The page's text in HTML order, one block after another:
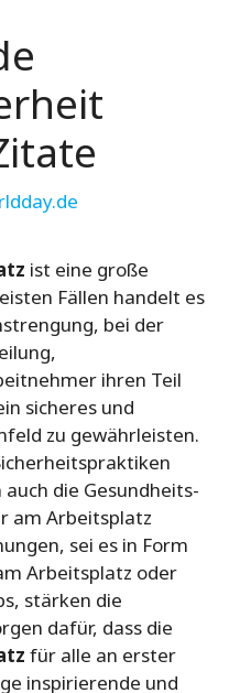
ist eine große
Fällen handelt es
bei der
ihren Teil
sicheres und
zu gewährleisten.
die Gesundheits-
am Arbeitsplatz
sei es in Form
Arbeitsplatz oder
stärken die
dafür, dass die
für alle an erster
inspirierende und